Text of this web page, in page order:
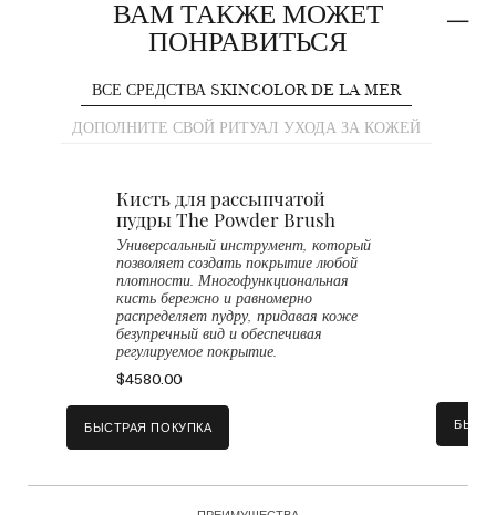
ВАМ ТАКЖЕ МОЖЕТ
ПОНРАВИТЬСЯ
ВСЕ СРЕДСТВА SKINCOLOR DE LA MER
ДОПОЛНИТЕ СВОЙ РИТУАЛ УХОДА ЗА КОЖЕЙ
Кисть для рассыпчатой
пудры The Powder Brush
Универсальный инструмент, который
позволяет создать покрытие любой
плотности. Многофункциональная
кисть бережно и равномерно
распределяет пудру, придавая коже
безупречный вид и обеспечивая
регулируемое покрытие.
$4580.00
БЫСТРАЯ ПОКУПКА
Мицеллярная вода The